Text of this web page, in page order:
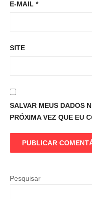
E-MAIL *
SITE
SALVAR MEUS DADOS
PRÓXIMA VEZ QUE EU
Pesquisar